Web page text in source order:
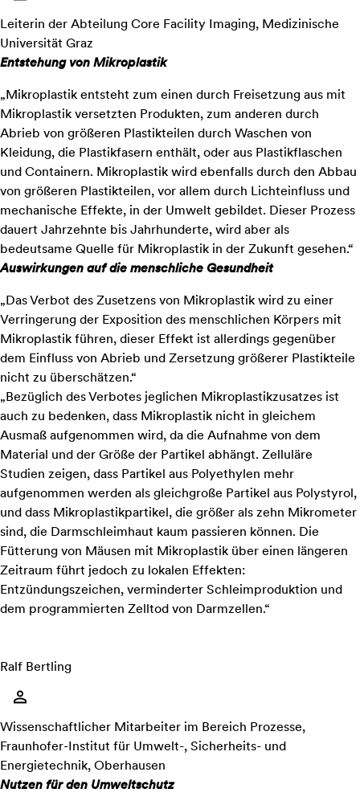
Leiterin der Abteilung Core Facility Imaging, Medizinische
Universität Graz
Entstehung von Mikroplastik
„Mikroplastik entsteht zum einen durch Freisetzung aus mit
Mikroplastik versetzten Produkten, zum anderen durch
Abrieb von größeren Plastikteilen durch Waschen von
Kleidung, die Plastikfasern enthält, oder aus Plastikflaschen
und Containern. Mikroplastik wird ebenfalls durch den Abbau
von größeren Plastikteilen, vor allem durch Lichteinfluss und
mechanische Effekte, in der Umwelt gebildet. Dieser Prozess
dauert Jahrzehnte bis Jahrhunderte, wird aber als
bedeutsame Quelle für Mikroplastik in der Zukunft gesehen.“
Auswirkungen auf die menschliche Gesundheit
„Das Verbot des Zusetzens von Mikroplastik wird zu einer
Verringerung der Exposition des menschlichen Körpers mit
Mikroplastik führen, dieser Effekt ist allerdings gegenüber
dem Einfluss von Abrieb und Zersetzung größerer Plastikteile
nicht zu überschätzen.“
„Bezüglich des Verbotes jeglichen Mikroplastikzusatzes ist
auch zu bedenken, dass Mikroplastik nicht in gleichem
Ausmaß aufgenommen wird, da die Aufnahme von dem
Material und der Größe der Partikel abhängt. Zelluläre
Studien zeigen, dass Partikel aus Polyethylen mehr
aufgenommen werden als gleichgroße Partikel aus Polystyrol,
und dass Mikroplastikpartikel, die größer als zehn Mikrometer
sind, die Darmschleimhaut kaum passieren können. Die
Fütterung von Mäusen mit Mikroplastik über einen längeren
Zeitraum führt jedoch zu lokalen Effekten:
Entzündungszeichen, verminderter Schleimproduktion und
dem programmierten Zelltod von Darmzellen.“
Ralf Bertling
Wissenschaftlicher Mitarbeiter im Bereich Prozesse,
Fraunhofer-Institut für Umwelt-, Sicherheits- und
Energietechnik, Oberhausen
Nutzen für den Umweltschutz